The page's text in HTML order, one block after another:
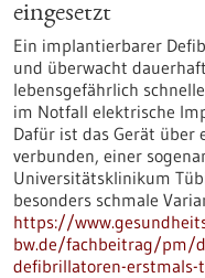
eingesetzt
Ein implantierbarer
und überwacht
lebensgefährlich
im Notfall elektrische
Dafür ist das Gerät
verbunden, einer
Universitätsklinikum
besonders schmale
https://
bw.de/fachbeitrag/pm/
defibrillatoren-erstmals-